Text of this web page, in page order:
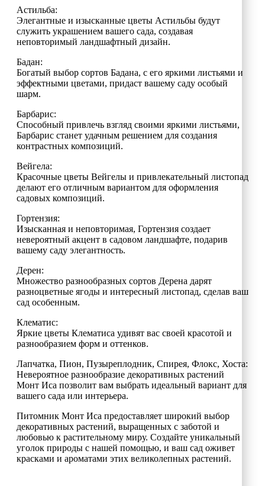
Астильба:
Элегантные и изысканные цветы Астильбы будут
служить украшением вашего сада, создавая
неповторимый ландшафтный дизайн.
Бадан:
Богатый выбор сортов Бадана, с его яркими листьями и
эффектными цветами, придаст вашему саду особый
шарм.
Барбарис:
Способный привлечь взгляд своими яркими листьями,
Барбарис станет удачным решением для создания
контрастных композиций.
Вейгела:
Красочные цветы Вейгелы и привлекательный листопад
делают его отличным вариантом для оформления
садовых композиций.
Гортензия:
Изысканная и неповторимая, Гортензия создает
невероятный акцент в садовом ландшафте, подарив
вашему саду элегантность.
Дерен:
Множество разнообразных сортов Дерена дарят
разноцветные ягоды и интересный листопад, сделав ваш
сад особенным.
Клематис:
Яркие цветы Клематиса удивят вас своей красотой и
разнообразием форм и оттенков.
Лапчатка, Пион, Пузыреплодник, Спирея, Флокс, Хоста:
Невероятное разнообразие декоративных растений
Монт Иса позволит вам выбрать идеальный вариант для
вашего сада или интерьера.
Питомник Монт Иса предоставляет широкий выбор
декоративных растений, выращенных с заботой и
любовью к растительному миру. Создайте уникальный
уголок природы с нашей помощью, и ваш сад оживет
красками и ароматами этих великолепных растений.